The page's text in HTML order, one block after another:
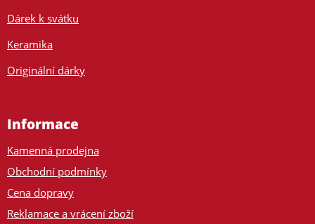
Dárek k svátku
Keramika
Originální dárky
Informace
Kamenná prodejna
Obchodní podmínky
Cena dopravy
Reklamace a vrácení zboží